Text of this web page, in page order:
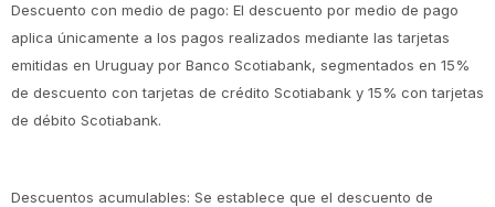
Descuento con medio de pago: El descuento por medio de pago
aplica únicamente a los pagos realizados mediante las tarjetas
emitidas en Uruguay por Banco Scotiabank, segmentados en 15%
de descuento con tarjetas de crédito Scotiabank y 15% con tarjetas
de débito Scotiabank.
Descuentos acumulables: Se establece que el descuento de